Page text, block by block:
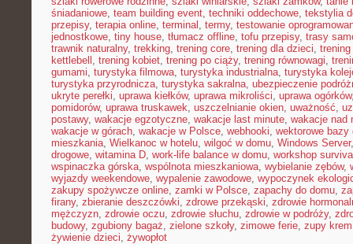
śniadaniowe, team building event, techniki oddechowe, tekstylia
przepisy, terapia online, terminal , termy, testowanie
jednostkowe, tiny house, tłumacz offline, tofu przepisy, trasy
trawnik naturalny, trekking, trening core, trening dla dzieci,
kettlebell , trening kobiet, trening po ciąży, trening równowagi,
gumami, turystyka filmowa, turystyka industrialna, turystyka
turystyka przyrodnicza, turystyka sakralna, ubezpieczenie
ukryte perełki, uprawa kiełków, uprawa mikroliści, uprawa ogórków
pomidorów, uprawa truskawek, uszczelnianie okien, uważność,
postawy, wakacje egzotyczne, wakacje last minute, wakacje nad
wakacje w górach, wakacje w Polsce, webhooki, wektorowe bazy
mieszkania, Wielkanoc w hotelu, wilgoć w domu, Windows Server
drogowe, witamina D, work-life balance w domu, workshop
wspinaczka górska, wspólnota mieszkaniowa, wybielanie zębów,
wyjazdy weekendowe, wypalenie zawodowe, wypoczynek
zakupy spożywcze online, zamki w Polsce, zapachy do domu,
firany, zbieranie deszczówki, zdrowe przekąski, zdrowie
mężczyzn, zdrowie oczu, zdrowie słuchu, zdrowie w podróży,
budowy, zgubiony bagaż, zielone szkoły, zimowe ferie, zupy krem
żywienie dzieci, żywopłot